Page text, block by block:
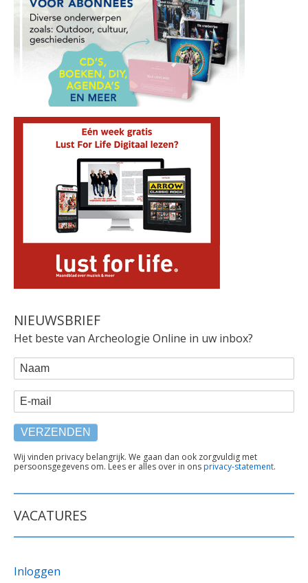
NIEUWSBRIEF
Het beste van Archeologie Online in uw inbox?
WEBFORM
Naam
E-mail
TEKST
ONDER
Wij vinden privacy belangrijk. We gaan dan ook zorgvuldig met
persoonsgegevens om. Lees er alles over in onsprivacy-statement.
VACATURES
Inloggen